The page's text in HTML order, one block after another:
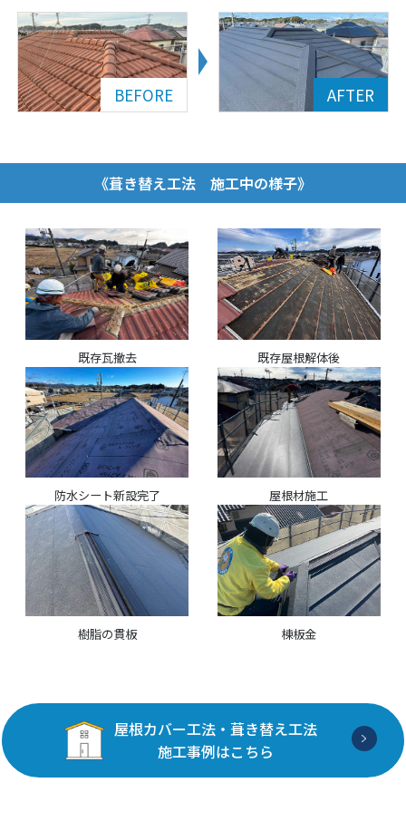
《葺き替え工法 施工中の様子》
既存瓦撤去 既存屋根解体後
防水シート新設完了 屋根材施工
樹脂の貫板 棟板金
屋根カバー工法・葺き替え工法
施工事例はこちら